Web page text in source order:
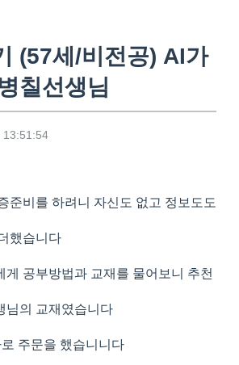
(57세/비전공) AI가
칠선생님
13:51:54
준비를 하려니 자신도 없고 정보도도
했습니다
게 공부방법과 교재를 물어보니 추천
님의 교재였습니다
주문을 했습니니다